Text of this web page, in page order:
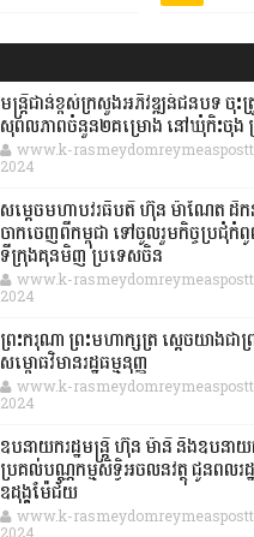
មន្ត្រីជាន់ខ្ពស់ក្រសួងអភិវឌ្ឍន៍ជនបទ ចុះ
សុពលភាពចំនួន២គម្រោង នៅឃុំកិះចុង
www.k-
2024
សម្តេចមហាបវរធិបតី ហ៊ុន ម៉ាណែត ដឹ
ចាកចេញពីកម្ពុជា ទៅចូលរួមកិច្ចប្រជុំកំ
ទីក្រុងគុនមិញ ប្រទេសចិន
www.k-
2024
ព្រះករុណា ព្រះមហាក្សត្រ ស្តេចយាងជាព្
សម្ពោធវិមានរដ្ឋធម្មនុញ្ញ
www.k-
2024
ឧបនាយករដ្ឋមន្ដ្រី ហ៊ុន ម៉ានី និងឧបនា
ប្រគល់បណ្ណកម្មសិទ្ធិអចលនវត្ថុ ជូនពលរ
ឧដុង្គម៉ែជ័យ
www.k-